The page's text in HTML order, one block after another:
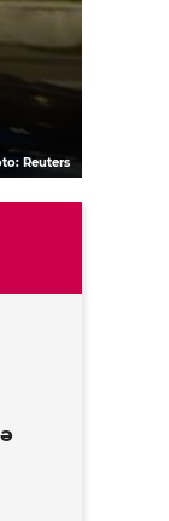
Reuters